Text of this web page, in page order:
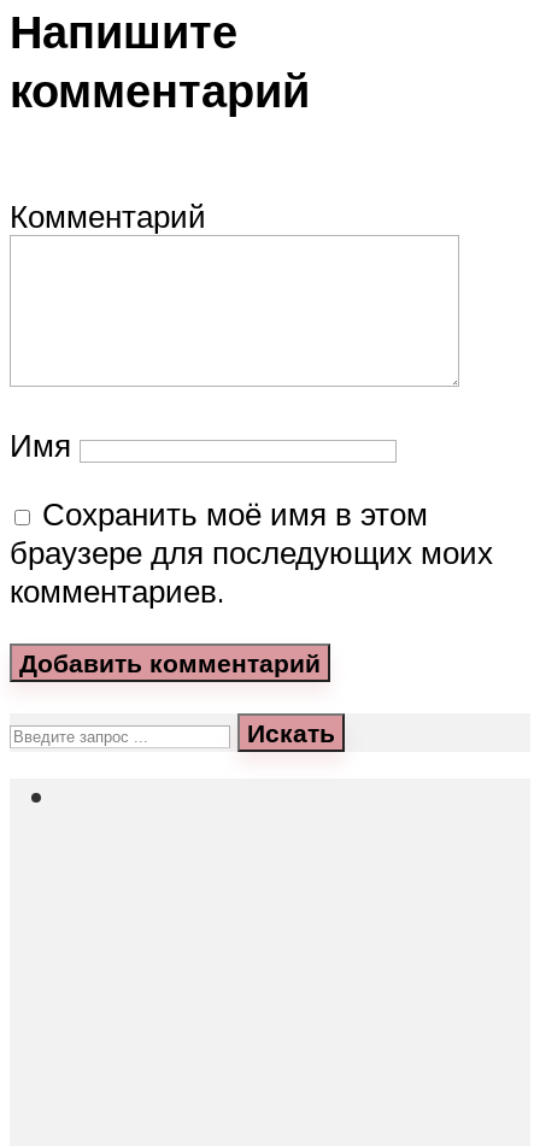
Напишите
комментарий
Комментарий
Имя
Сохранить моё имя в этом
браузере для последующих моих
комментариев.
Искать